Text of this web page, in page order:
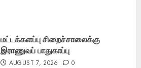
மட்டக்களப்பு சிறைச்சாலைக்கு
இராணுவப் பாதுகாப்பு
AUGUST 7, 2026 0